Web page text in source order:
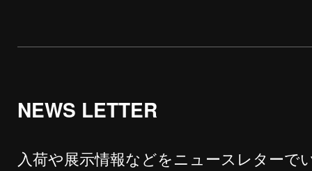
NEWS LETTER
入荷や展示情報などをニュースレターで